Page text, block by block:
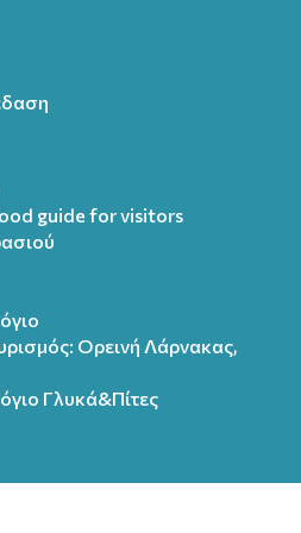
guide for visitors
Ορεινή Λάρνακας,
Γλυκά&Πίτες